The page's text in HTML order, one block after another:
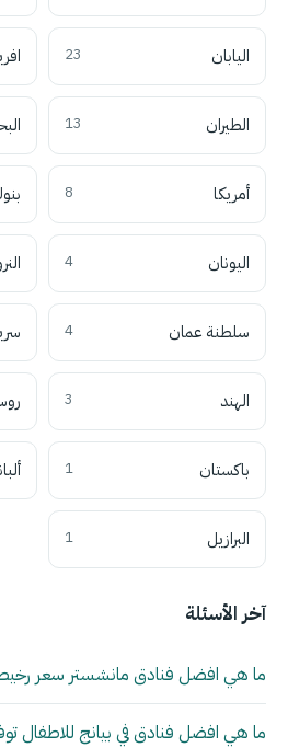
اليابان 23
الطيران 13
أمريكا 8
اليونان 4
سلطنة عمان 4
الهند 3
باكستان 1
البرازيل 1
آخر الأسئلة
ما هي افضل فنادق مانشستر سعر
ما هي افضل فنادق في بيانج للاطفال